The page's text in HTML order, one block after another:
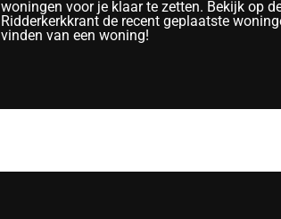
woningen voor je klaar te zetten. Bekijk op
Ridderkerkkrant de recent geplaatste
vinden van een woning!